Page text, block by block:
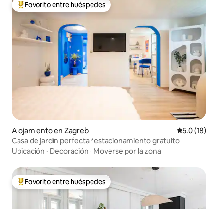
Favorito entre huéspedes preferido
Favorito entre huéspedes
Alojamiento en Zagreb Calificación
5.0 (18)
Casa de jardín perfecta *estacionamiento gratuito
Ubicación · Decoración · Moverse por la zona
Favorito entre huéspedes preferido
Favorito entre huéspedes